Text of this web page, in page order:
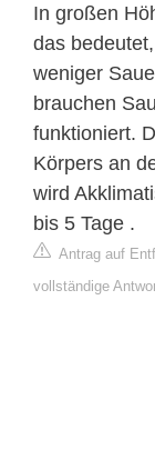
In großen
das
weniger
brauchen
funktioniert.
Körpers an
wird
bis 5 Tage .
Antrag auf
vollständige